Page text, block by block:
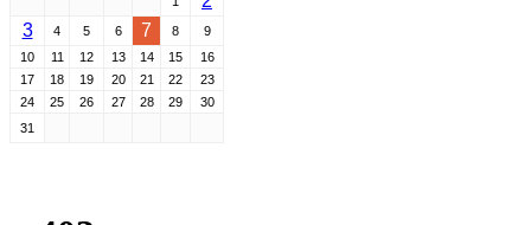
3
4 5 6 7 8
9
10
11 12 13 14 15
16
17
18 19 20 21 22
23
24
25 26 27 28 29
30
31